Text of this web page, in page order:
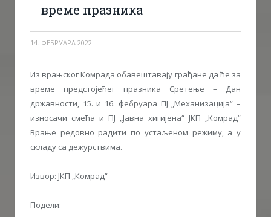
време празника
14. ФЕБРУАРА 2022.
Из врањског Комрада обавештавају грађане да ће за
време предстојећег празника Сретење – Дан
државности, 15. и 16. фебруара ПЈ „Механизација“ –
износачи смећа и ПЈ „Јавна хигијена“ ЈКП „Комрад“
Врање редовно радити по устаљеном режиму, а у
складу са дежурствима.
Извор: ЈКП „Комрад“
Подели: